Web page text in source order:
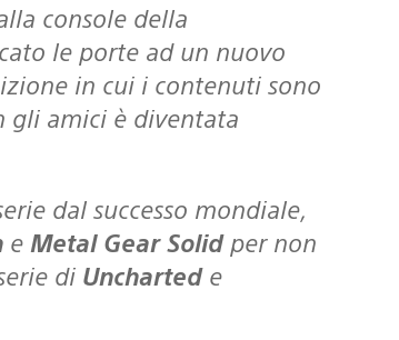
console della
le porte ad un nuovo
in cui i contenuti sono
gli amici è diventata
e Metal Gear Solidper non
di Unchartede